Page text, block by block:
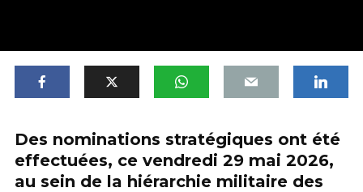
Des nominations stratégiques ont été
effectuées, ce vendredi 29 mai 2026,
au sein de la hiérarchie militaire des